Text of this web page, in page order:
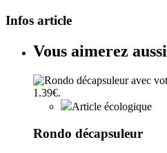
Infos article
Vous aimerez aussi
Article écologique
Rondo décapsuleur